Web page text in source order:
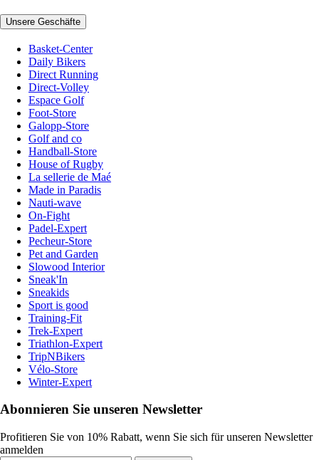
Unsere Geschäfte
Basket-Center
Daily Bikers
Direct Running
Direct-Volley
Espace Golf
Foot-Store
Galopp-Store
Golf and co
Handball-Store
House of Rugby
La sellerie de Maé
Made in Paradis
Nauti-wave
On-Fight
Padel-Expert
Pecheur-Store
Pet and Garden
Slowood Interior
Sneak'In
Sneakids
Sport is good
Training-Fit
Trek-Expert
Triathlon-Expert
TripNBikers
Vélo-Store
Winter-Expert
Abonnieren Sie unseren Newsletter
Profitieren Sie von 10% Rabatt, wenn Sie sich für unseren Newsletter
anmelden